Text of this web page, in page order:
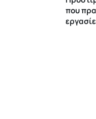
που